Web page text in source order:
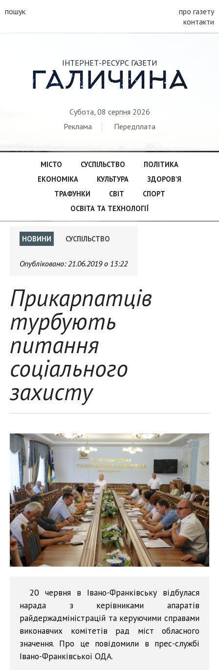
пошук
про газету
контакти
ІНТЕРНЕТ-РЕСУРС ГАЗЕТИ
ГАЛИЧИНА
Субота, 08 серпня 2026
Реклама
Передплата
МІСТО СУСПІЛЬСТВО
ПОЛІТИКА
ЕКОНОМІКА
КУЛЬТУРА
ЗДОРОВ’Я
ТРАФУНКИ
СВІТ
СПОРТ
ОСВІТА ТА ТЕХНОЛОГІЇ
НОВИНИ СУСПІЛЬСТВО
Опубліковано:21.06.2019 о 13:22
Прикарпатців
турбують
питання
соціального
захисту
20 червня в Івано-Франківську відбулася
нарада з керівниками апаратів
райдержадміністрацій та керуючими справами
виконавчих комітетів рад міст обласного
значення. Про це повідомили в прес-службі
Івано-Франківської ОДА.